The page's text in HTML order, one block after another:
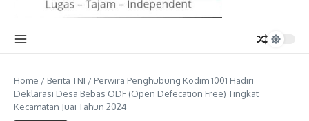
Home / Berita TNI / Perwira Penghubung Kodim 1001 Hadiri
Deklarasi Desa Bebas ODF (Open Defecation Free) Tingkat
Kecamatan Juai Tahun 2024